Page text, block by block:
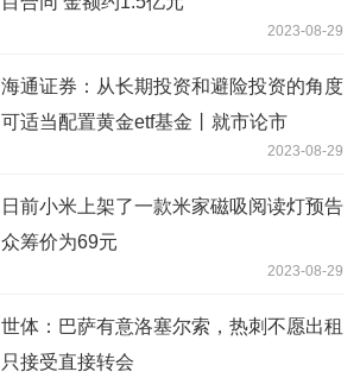
2023-08-29
海通证券：从长期投资和避险投资的角度
可适当配置黄金etf基金丨就市论市
2023-08-29
日前小米上架了一款米家磁吸阅读灯预告
众筹价为69元
2023-08-29
世体：巴萨有意洛塞尔索，热刺不愿出租
只接受直接转会